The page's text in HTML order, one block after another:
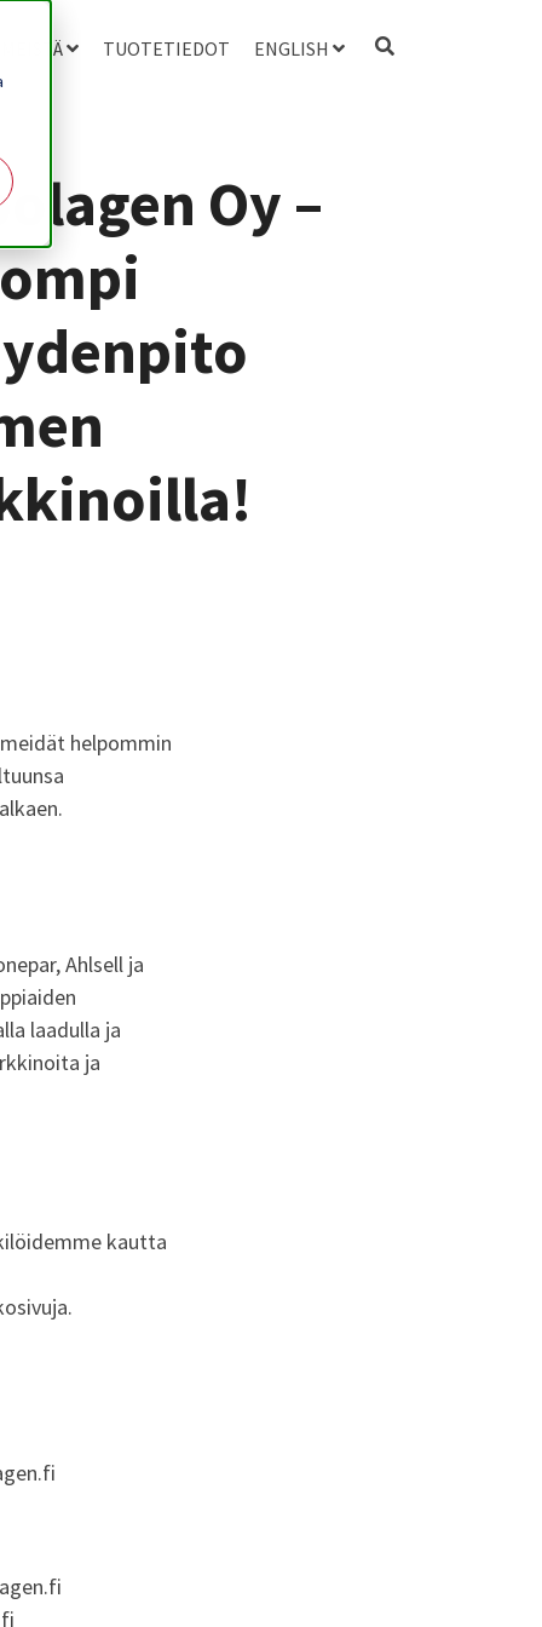
TUOTETIEDOT ENGLISH
Oy –
helpommin
Ahlsell ja
laadulla ja
ja
kautta